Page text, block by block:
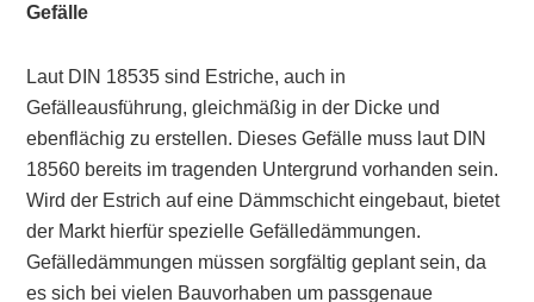
Gefälle
Laut DIN 18535 sind Estriche, auch in
Gefälleausführung, gleichmäßig in der Dicke und
ebenflächig zu erstellen. Dieses Gefälle muss laut DIN
18560 bereits im tragenden Untergrund vorhanden sein.
Wird der Estrich auf eine Dämmschicht eingebaut, bietet
der Markt hierfür spezielle Gefälledämmungen.
Gefälledämmungen müssen sorgfältig geplant sein, da
es sich bei vielen Bauvorhaben um passgenaue